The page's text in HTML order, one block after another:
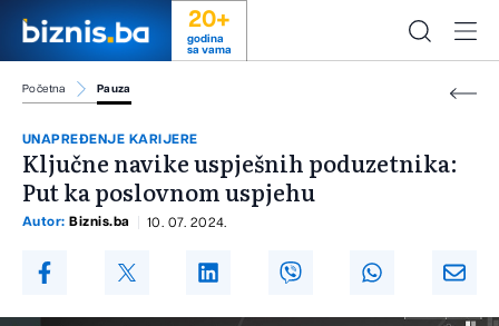
20+
godina
sa vama
Početna Pauza
UNAPREĐENJE KARIJERE
Ključne navike uspješnih poduzetnika:
Put ka poslovnom uspjehu
Autor: Biznis.ba 10. 07. 2024.